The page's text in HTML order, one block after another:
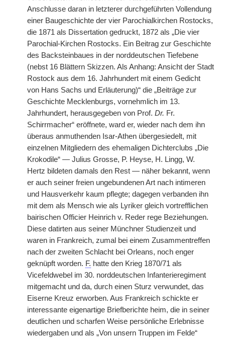
Anschlusse daran in letzterer durchgeführten Vollendung
einer Baugeschichte der vier Parochialkirchen Rostocks,
die 1871 als Dissertation gedruckt, 1872 als „Die vier
Parochial-Kirchen Rostocks. Ein Beitrag zur Geschichte
des Backsteinbaues in der norddeutschen Tiefebene
(nebst 16 Blättern Skizzen. Als Anhang: Ansicht der Stadt
Rostock aus dem 16. Jahrhundert mit einem Gedicht
von Hans Sachs und Erläuterung)“ die „Beiträge zur
Geschichte Mecklenburgs, vornehmlich im 13.
Jahrhundert, herausgegeben von Prof. Dr. Fr.
Schirrmacher“ eröffnete, ward er, wieder nach dem ihn
überaus anmuthenden Isar-Athen übergesiedelt, mit
einzelnen Mitgliedern des ehemaligen Dichterclubs „Die
Krokodile“ — Julius Grosse, P. Heyse, H. Lingg, W.
Hertz bildeten damals den Rest — näher bekannt, wenn
er auch seiner freien ungebundenen Art nach intimeren
und Hausverkehr kaum pflegte; dagegen verbanden ihn
mit dem als Mensch wie als Lyriker gleich vortrefflichen
bairischen Officier Heinrich v. Reder rege Beziehungen.
Diese datirten aus seiner Münchner Studienzeit und
waren in Frankreich, zumal bei einem Zusammentreffen
nach der zweiten Schlacht bei Orleans, noch enger
geknüpft worden. F. hatte den Krieg 1870/71 als
Vicefeldwebel im 30. norddeutschen Infanterieregiment
mitgemacht und da, durch einen Sturz verwundet, das
Eiserne Kreuz erworben. Aus Frankreich schickte er
interessante eigenartige Briefberichte heim, die in seiner
deutlichen und scharfen Weise persönliche Erlebnisse
wiedergaben und als „Von unsern Truppen im Felde“